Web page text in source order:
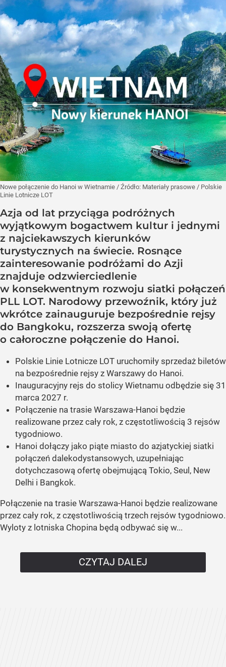
Nowe połączenie do Hanoi w Wietnamie / Źródło: Materiały prasowe / Polskie
Linie Lotnicze LOT
Azja od lat przyciąga podróżnych
wyjątkowym bogactwem kultur i jednymi
z najciekawszych kierunków
turystycznych na świecie. Rosnące
zainteresowanie podróżami do Azji
znajduje odzwierciedlenie
w konsekwentnym rozwoju siatki połączeń
PLL LOT. Narodowy przewoźnik, który już
wkrótce zainauguruje bezpośrednie rejsy
do Bangkoku, rozszerza swoją ofertę
o całoroczne połączenie do Hanoi.
Polskie Linie Lotnicze LOT uruchomiły sprzedaż biletów
na bezpośrednie rejsy z Warszawy do Hanoi.
Inauguracyjny rejs do stolicy Wietnamu odbędzie się 31
marca 2027 r.
Połączenie na trasie Warszawa-Hanoi będzie
realizowane przez cały rok, z częstotliwością 3 rejsów
tygodniowo.
Hanoi dołączy jako piąte miasto do azjatyckiej siatki
połączeń dalekodystansowych, uzupełniając
dotychczasową ofertę obejmującą Tokio, Seul, New
Delhi i Bangkok.
Połączenie na trasie Warszawa-Hanoi będzie realizowane
przez cały rok, z częstotliwością trzech rejsów tygodniowo.
Wyloty z lotniska Chopina będą odbywać się w...
CZYTAJ DALEJ